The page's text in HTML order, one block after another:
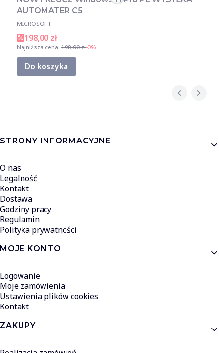
AUTOMATER C5
MICROSOFT
198,00 zł
Najniższa cena: 198,00 zł-0%
Do koszyka
Linki w stopce
STRONY INFORMACYJNE
O nas
Legalność
Kontakt
Dostawa
Godziny pracy
Regulamin
Polityka prywatności
MOJE KONTO
Logowanie
Moje zamówienia
Ustawienia plików cookies
Kontakt
ZAKUPY